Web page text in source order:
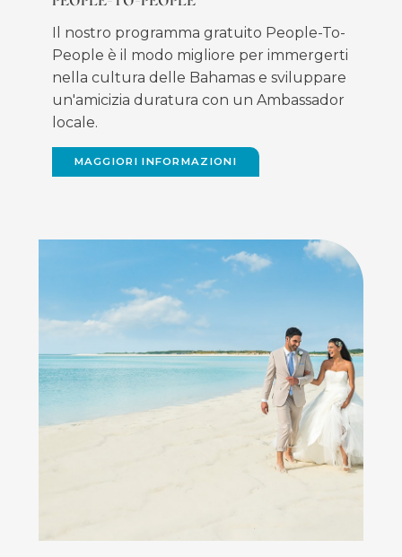
Il nostro programma gratuito People-To-
People è il modo migliore per immergerti
nella cultura delle Bahamas e sviluppare
un'amicizia duratura con un Ambassador
locale.
MAGGIORI INFORMAZIONI